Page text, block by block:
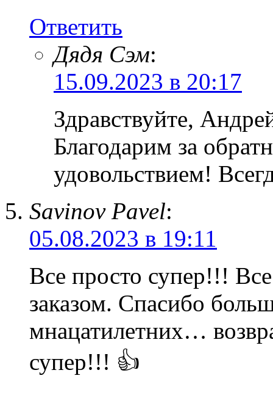
Ответить
Дядя Сэм:
15.09.2023 в 20:17
Здравствуйте,
Благодарим за
удовольствием!
Savinov Pavel:
05.08.2023 в 19:11
Все просто супер!!!
заказом. Спасибо
мнацатилетних…
супер!!! 👍